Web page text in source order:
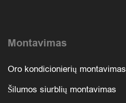
Montavimas
Oro kondicionierių montavimas
Šilumos siurblių montavimas